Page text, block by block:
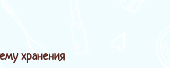
хранения